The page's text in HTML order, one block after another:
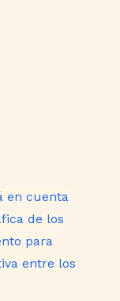
en cuenta
de los
para
entre los